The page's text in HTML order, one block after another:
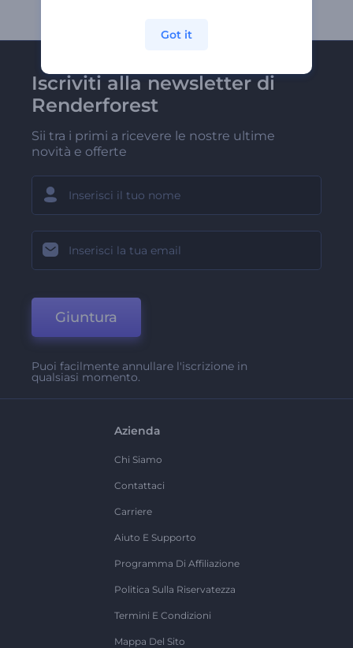
Iscriviti alla newsletter di
Renderforest
Sii tra i primi a ricevere le nostre ultime
novità e offerte
Giuntura
Puoi facilmente annullare l'iscrizione in
qualsiasi momento.
Azienda
Chi Siamo
Contattaci
Carriere
Aiuto E Supporto
Programma Di Affiliazione
Politica Sulla Riservatezza
Termini E Condizioni
Mappa Del Sito
Got it